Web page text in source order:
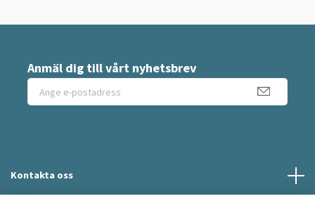
Anmäl dig till vårt nyhetsbrev
Kontakta oss